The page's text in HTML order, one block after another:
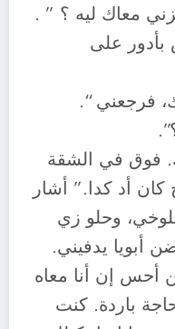
معاك ليه ؟ ” .
بأدور على
فرجعني “.
فوق في الشقة
أد كدا.” أشار
وحلو زي
أبويا يدفيني.
أحس إن أنا معاه
باردة. كنت